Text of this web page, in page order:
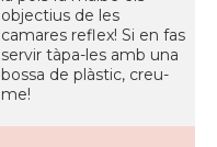
objectius de les
camares reflex! Si en fas
servir tàpa-les amb una
bossa de plàstic, creu-
me!